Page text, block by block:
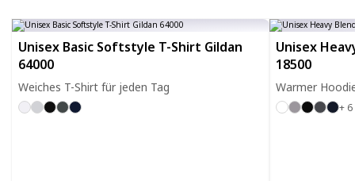
Unisex Basic Softstyle T-Shirt Gildan
64000
Weiches T-Shirt für jeden Tag
Unisex
18500
Warmer
+ 6